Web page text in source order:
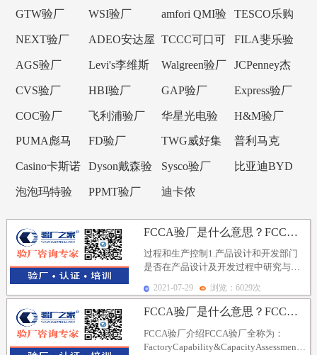
厂
元树验厂
GTW验厂 WSI验厂
amfori QMI验
厂
TESCO乐购
验厂
NEXT验厂
ADEO安达屋
验厂
TCCC可口可
乐验厂
FILA斐乐验
厂
AGS验厂
Levi's李维斯
验厂
Walgreen验厂
JCPenney杰
西潘尼验厂
CVS验厂 HBI验厂 GAP验厂 Express验厂
COC验厂 飞利浦验厂
华星光电验
厂
H&M验厂
PUMA彪马
验厂
FD验厂
TWG威好集
团验厂
普利马克
Primark验厂
Casino卡斯诺
验厂
Dyson戴森验
厂
Sysco验厂
比亚迪BYD
泡泡玛特验
PPMT验厂
迪卡侬
厂
FCCA验厂是什么意思？FCC验厂审核项目及审核注意...
过程和生产控制1.产品设计和开发部门
是否在产品设计及开发过程中研究与应
品？2.工厂是否...
2021-07-29 浏览：6029次
FCCA验厂是什么意思？FCC验厂审核项目及审核注意...
FCCA验厂介绍FCCA验厂全称为：
FactoryCapability&CapacityAssessment,